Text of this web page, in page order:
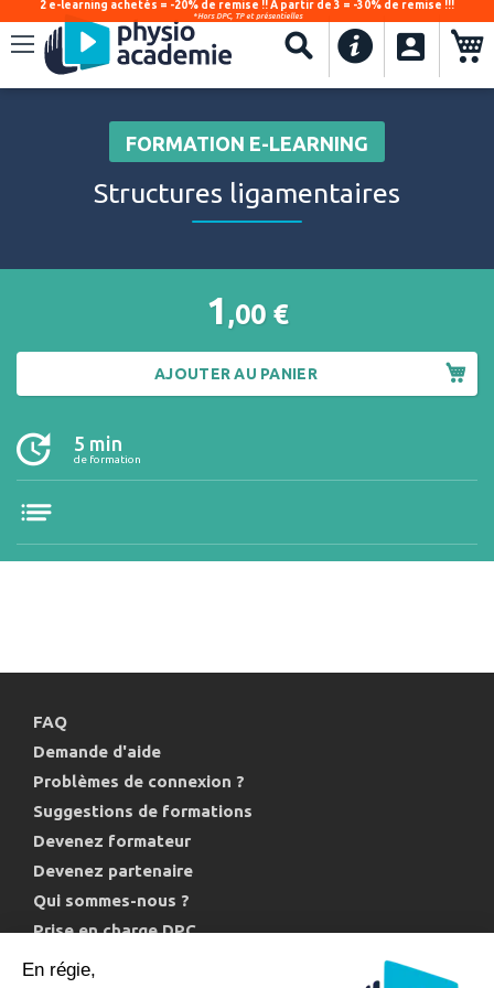
Recherche
2 e-learning achetés = -20% de remise !! À partir de 3 = -30% de remise !!!
*Hors DPC, TP et présentielles
.
FORMATION E-LEARNING
Structures ligamentaires
5 min
de formation
1 ,00 €
AJOUTER AU PANIER
FAQ
Demande d'aide
Problèmes de connexion ?
Suggestions de formations
Devenez formateur
Devenez partenaire
Qui sommes-nous ?
Prise en charge DPC
Politique de confidentialité et cookies
En régie,